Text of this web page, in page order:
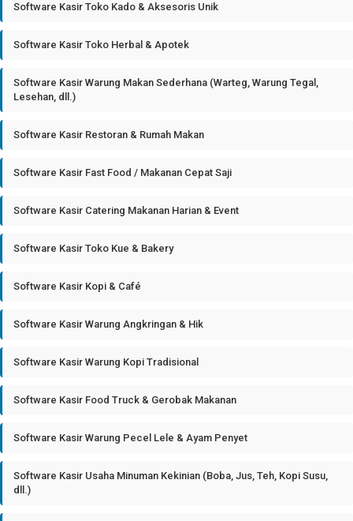
Software Kasir Toko Kado & Aksesoris Unik
Software Kasir Toko Herbal & Apotek
Software Kasir Warung Makan Sederhana (Warteg, Warung Tegal,
Lesehan, dll.)
Software Kasir Restoran & Rumah Makan
Software Kasir Fast Food / Makanan Cepat Saji
Software Kasir Catering Makanan Harian & Event
Software Kasir Toko Kue & Bakery
Software Kasir Kopi & Café
Software Kasir Warung Angkringan & Hik
Software Kasir Warung Kopi Tradisional
Software Kasir Food Truck & Gerobak Makanan
Software Kasir Warung Pecel Lele & Ayam Penyet
Software Kasir Usaha Minuman Kekinian (Boba, Jus, Teh, Kopi Susu,
dll.)